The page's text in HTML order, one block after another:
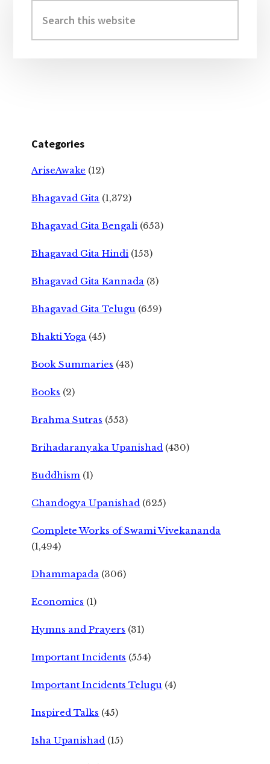
Sidebar
this
website
Categories
AriseAwake (12)
Bhagavad Gita (1,372)
Bhagavad Gita Bengali (653)
Bhagavad Gita Hindi (153)
Bhagavad Gita Kannada (3)
Bhagavad Gita Telugu (659)
Bhakti Yoga (45)
Book Summaries (43)
Books (2)
Brahma Sutras (553)
Brihadaranyaka Upanishad (430)
Buddhism (1)
Chandogya Upanishad (625)
Complete Works of Swami Vivekananda
(1,494)
Dhammapada (306)
Economics (1)
Hymns and Prayers (31)
Important Incidents (554)
Important Incidents Telugu (4)
Inspired Talks (45)
Isha Upanishad (15)